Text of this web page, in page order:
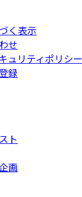
く表示
せ
ュリティポリシー
録
ト
画